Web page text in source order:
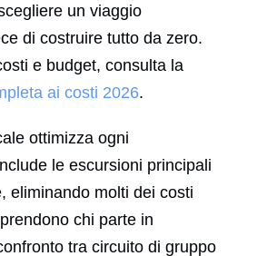
un viaggio
di costruire tutto da zero.
e budget, consulta la
ai costi 2026.
ottimizza ogni
le escursioni principali
eliminando molti dei costi
chi parte in
tra circuito di gruppo